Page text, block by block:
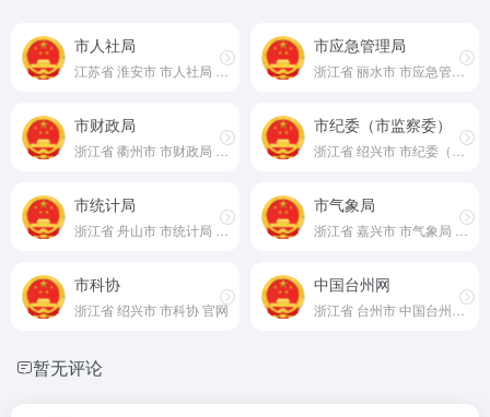
市人社局
江苏省 淮安市 市人社局 官网
市应急管理局
浙江省 丽水市 市应急管理局 官网
市财政局
浙江省 衢州市 市财政局 官网
市纪委（市监察委）
浙江省 绍兴市 市纪委（市监察委） 官网
市统计局
浙江省 舟山市 市统计局 官网
市气象局
浙江省 嘉兴市 市气象局 官网
市科协
浙江省 绍兴市 市科协 官网
中国台州网
浙江省 台州市 中国台州网 官网
暂无评论